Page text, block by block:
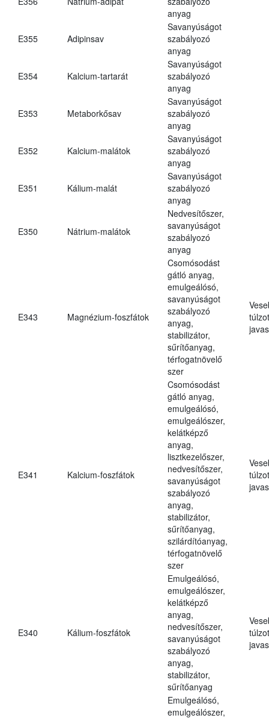
anyag
E355 Adipinsav
Savanyúságot
szabályozó
anyag
E354 Kalcium-tartarát
Savanyúságot
szabályozó
anyag
E353 Metaborkősav
Savanyúságot
szabályozó
anyag
E352 Kalcium-malátok
Savanyúságot
szabályozó
anyag
E351 Kálium-malát
Savanyúságot
szabályozó
anyag
E350 Nátrium-malátok
Nedvesítőszer,
savanyúságot
szabályozó
anyag
E343 Magnézium-foszfátok
Csomósodást
gátló anyag,
emulgeálósó,
savanyúságot
szabályozó
anyag,
stabilizátor,
sűrítőanyag,
térfogatnövelő
szer
E341 Kalcium-foszfátok
Csomósodást
gátló anyag,
emulgeálósó,
emulgeálószer,
kelátképző
anyag,
lisztkezelőszer,
nedvesítőszer,
savanyúságot
szabályozó
anyag,
stabilizátor,
sűrítőanyag,
szilárdítóanyag,
térfogatnövelő
szer
E340 Kálium-foszfátok
Emulgeálósó,
emulgeálószer,
kelátképző
anyag,
nedvesítőszer,
savanyúságot
szabályozó
anyag,
stabilizátor,
sűrítőanyag
Emulgeálósó,
emulgeálószer,